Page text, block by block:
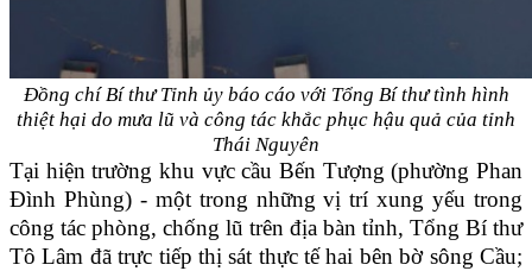
Đồng chí Bí thư Tỉnh ủy báo cáo với Tổng Bí thư tình hình
thiệt hại do mưa lũ và công tác khắc phục hậu quả của tỉnh
Thái Nguyên
Tại hiện trường khu vực cầu Bến Tượng (phường Phan
Đình Phùng) - một trong những vị trí xung yếu trong
công tác phòng, chống lũ trên địa bàn tỉnh, Tổng Bí thư
Tô Lâm đã trực tiếp thị sát thực tế hai bên bờ sông Cầu;